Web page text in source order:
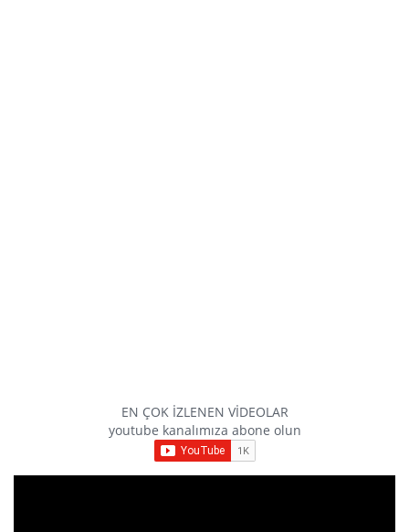
EN ÇOK İZLENEN VİDEOLAR
youtube kanalımıza abone olun